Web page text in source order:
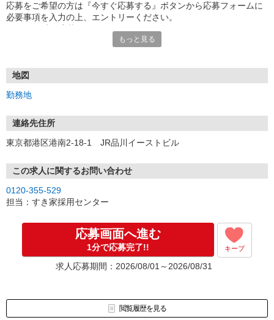
応募をご希望の方は『今すぐ応募する』ボタンから応募フォームに
必要事項を入力の上、エントリーください。
号」など
もっと見る
地図
勤務地
連絡先住所
東京都港区港南2-18-1 JR品川イーストビル
この求人に関するお問い合わせ
0120-355-529
担当：すき家採用センター
応募画面へ進む
1分で応募完了!! キープ
求人応募期間：2026/08/01～2026/08/31
閲覧履歴を見る